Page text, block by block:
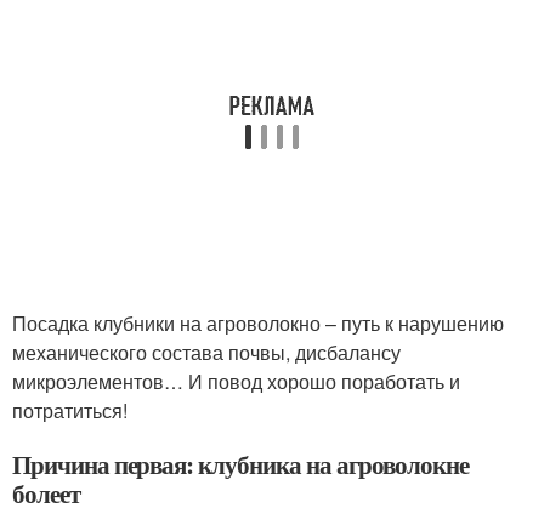
Посадка клубники на агроволокно – путь к нарушению
механического состава почвы, дисбалансу
микроэлементов… И повод хорошо поработать и
потратиться!
Причина первая: клубника на агроволокне
болеет